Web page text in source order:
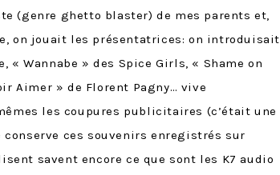
(genre ghetto blaster) de mes parents et,
on jouait les présentatrices: on introduisait
Wannabe » des Spice Girls, « Shame on
Aimer » de Florent Pagny… vive
les coupures publicitaires (c’était une
ces souvenirs enregistrés sur
savent encore ce que sont les K7 audio